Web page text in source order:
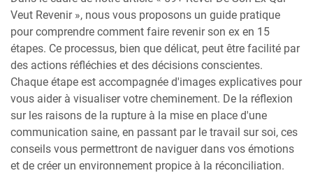
Veut Revenir », nous vous proposons un guide pratique
pour comprendre comment faire revenir son ex en 15
étapes. Ce processus, bien que délicat, peut être facilité par
des actions réfléchies et des décisions conscientes.
Chaque étape est accompagnée d'images explicatives pour
vous aider à visualiser votre cheminement. De la réflexion
sur les raisons de la rupture à la mise en place d'une
communication saine, en passant par le travail sur soi, ces
conseils vous permettront de naviguer dans vos émotions
et de créer un environnement propice à la réconciliation.